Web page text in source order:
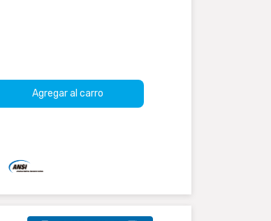
Agregar al carro